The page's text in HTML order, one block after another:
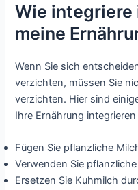
Wie
meine
Wenn Sie sich
verzichten, müssen Sie
verzichten. Hier sind
Ihre Ernährung
Fügen Sie pflanzliche
Verwenden Sie
Ersetzen Sie Kuhmilch